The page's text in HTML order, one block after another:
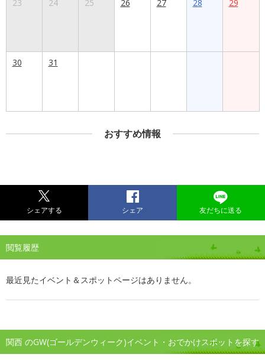
23 24 25 26 27 28 29
30 31
おすすめ情報
シェアする シェア 友だちに送る
閲覧履歴
最近見たイベント＆スポットページはありません。
関西 のGW(ゴールデンウィーク)イベント・おでかけスポットを探す